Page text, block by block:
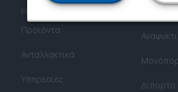
Η εταιρία
Προϊόντα
Ανταλλακτικά
Υπηρεσίες
Super
Δίπορτο